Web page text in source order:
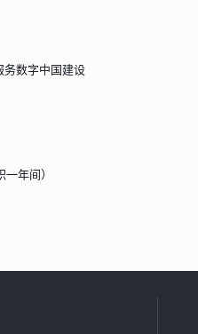
务数字中国建设
年间）